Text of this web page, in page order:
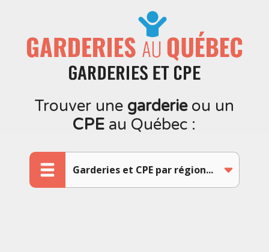
Trouver une garderieou un
CPE au Québec :